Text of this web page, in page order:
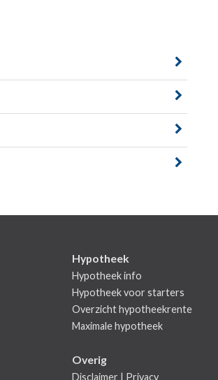
Hypotheek
Hypotheek info
Hypotheek voor starters
Overzicht hypotheekrente
Maximale hypotheek
Overig
Disclaimer | Privacy